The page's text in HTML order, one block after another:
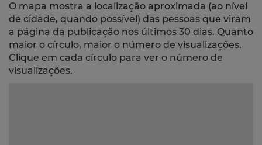
O mapa mostra a localização aproximada (ao nível
de cidade, quando possível) das pessoas que viram
a página da publicação nos últimos 30 dias. Quanto
maior o círculo, maior o número de visualizações.
Clique em cada círculo para ver o número de
visualizações.